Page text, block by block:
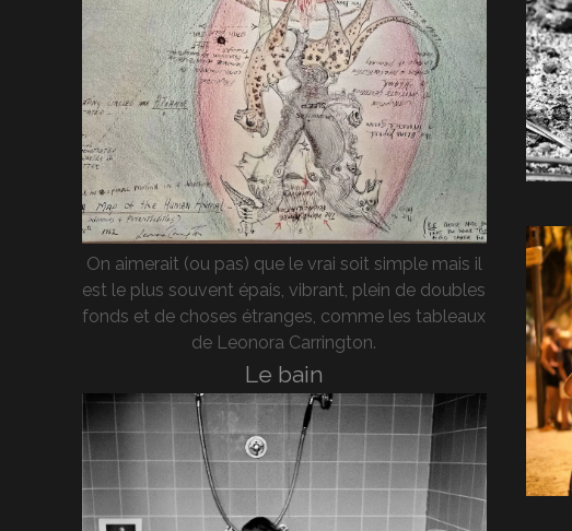
On aimerait (ou pas) que le vrai soit simple mais il
est le plus souvent épais, vibrant, plein de doubles
fonds et de choses étranges, comme les tableaux
de Leonora Carrington.
Le bain